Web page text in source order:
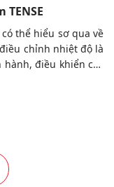
thể hiểu sơ qua về
chỉnh nhiệt độ là
điều khiển các
gian và thời gian